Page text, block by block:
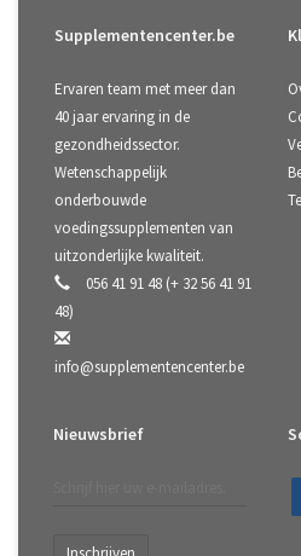
Supplementencenter.be
Ervaren team met meer dan
40 jaar ervaring in de
gezondheidssector.
Wetenschappelijk
onderbouwde
voedingssupplementen van
uitzonderlijke kwaliteit.
056 41 91 48 (+ 32 56 41 91
48)
info@supplementencenter.be
Nieuwsbrief